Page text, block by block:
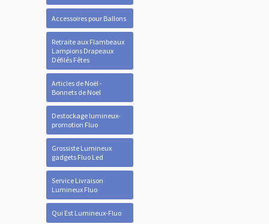
Accessoires pour Ballons
Retraite aux Flambeaux
Lampions Drapeaux
Défilés Fêtes
Articles de Noël -
Bonnets de Noel
Destockage lumineux-
promotion Fluo
Grossiste Lumineux
gadgets Fluo Led
Service Livraison
Lumineux Fluo
Qui Est Lumineux-Fluo